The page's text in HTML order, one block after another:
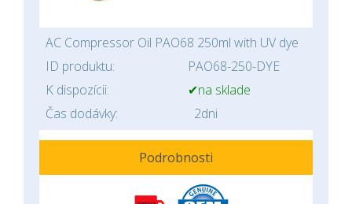
AC Compressor Oil PAO68 250ml with UV dye
ID produktu:
PAO68-250-DYE
K dispozícii:
✔na sklade
Čas dodávky:
2dni
Podrobnosti